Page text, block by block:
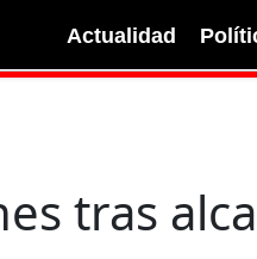
Actualidad
tras